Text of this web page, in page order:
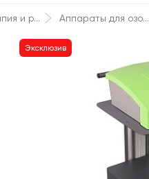
и р... Аппараты для озо...
Эксклюзив